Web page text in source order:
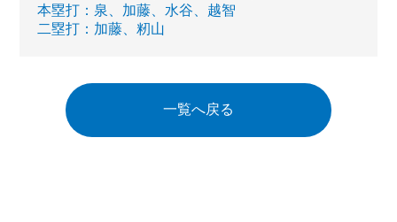
本塁打：泉、加藤、水谷、越智
二塁打：加藤、籾山
一覧へ戻る